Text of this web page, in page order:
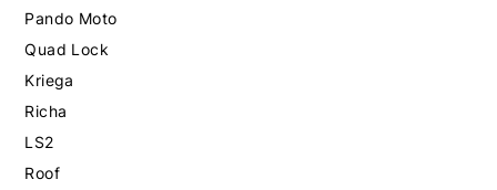
Pando Moto
Quad Lock
Kriega
Richa
LS2
Roof